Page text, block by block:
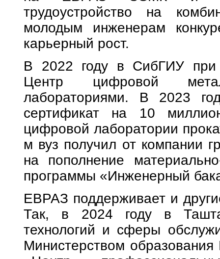
трудоустройство на
молодым инженерам
карьерный рост.
В 2022 году в СибГИУ при
Центр цифровой
лабораториями. В 2023
сертификат на 10
цифровой лаборатории
м вуз получил от компании
на пополнение
программы «Инженерный
ЕВРАЗ поддерживает и
Так, в 2024 году в
технологий и сферы
Министерством